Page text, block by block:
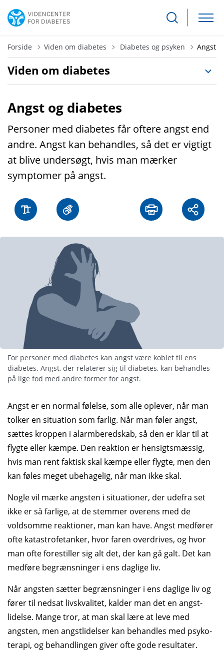
Forside Viden om diabetes Tilbage til
Diabetes og psyken Angst
Viden om diabetes
Angst og diabetes
Personer med diabetes får oftere angst end
andre. Angst kan behandles, så det er vigtigt
at blive undersøgt, hvis man mærker
symptomer på angst.
For personer med diabetes kan angst være koblet til ens
diabetes. Angst, der relaterer sig til diabetes, kan behandles
på lige fod med andre former for angst.
Angst er en normal følelse, som alle oplever, når man
tolker en situation som farlig. Når man føler angst,
sættes kroppen i alarm­beredskab, så den er klar til at
flygte eller kæmpe. Den reaktion er hensigtsmæssig,
hvis man rent faktisk skal kæmpe eller flygte, men den
kan føles meget ubehagelig, når man ikke skal.
Nogle vil mærke angsten i situationer, der udefra set
ikke er så farlige, at de stemmer overens med de
voldsomme reaktioner, man kan have. Angst medfører
ofte katastrofe­tanker, hvor faren over­drives, og hvor
man ofte forestiller sig alt det, der kan gå galt. Det kan
medføre begrænsninger i ens daglige liv.
Når angsten sætter begrænsninger i ens daglige liv og
fører til nedsat livs­kvalitet, kalder man det en angst­
lidelse. Mange tror, at man skal lære at leve med
angsten, men angst­lidelser kan behandles med psyko­
terapi, og behandlingen giver ofte gode resultater.